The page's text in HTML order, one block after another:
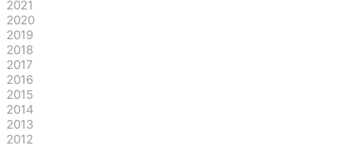
2021
2020
2019
2018
2017
2016
2015
2014
2013
2012